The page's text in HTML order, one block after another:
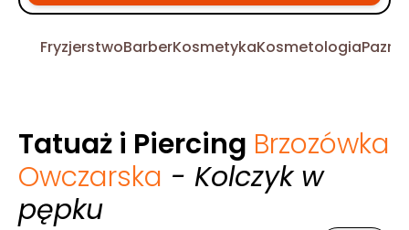
FryzjerstwoBarberKosmetykaKosmetologia
Tatuaż i Piercing Brzozówka
Owczarska - Kolczyk w
pępku